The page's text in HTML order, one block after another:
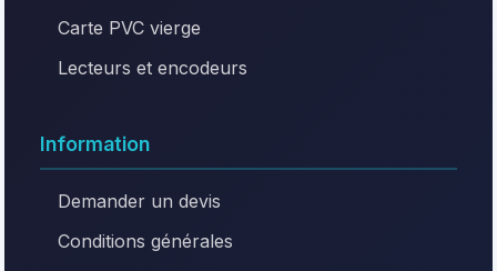
Carte PVC vierge
Lecteurs et encodeurs
Information
Demander un devis
Conditions générales